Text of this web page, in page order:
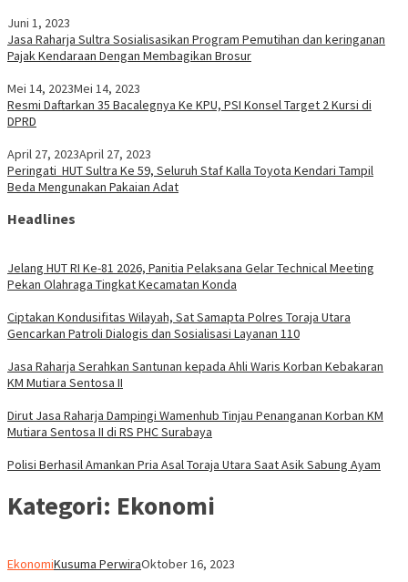
Juni 1, 2023
Jasa Raharja Sultra Sosialisasikan Program Pemutihan dan keringanan
Pajak Kendaraan Dengan Membagikan Brosur
Mei 14, 2023Mei 14, 2023
Resmi Daftarkan 35 Bacalegnya Ke KPU, PSI Konsel Target 2 Kursi di
DPRD
April 27, 2023April 27, 2023
Peringati HUT Sultra Ke 59, Seluruh Staf Kalla Toyota Kendari Tampil
Beda Mengunakan Pakaian Adat
Headlines
Jelang HUT RI Ke-81 2026, Panitia Pelaksana Gelar Technical Meeting
Pekan Olahraga Tingkat Kecamatan Konda
Ciptakan Kondusifitas Wilayah, Sat Samapta Polres Toraja Utara
Gencarkan Patroli Dialogis dan Sosialisasi Layanan 110
Jasa Raharja Serahkan Santunan kepada Ahli Waris Korban Kebakaran
KM Mutiara Sentosa II
Dirut Jasa Raharja Dampingi Wamenhub Tinjau Penanganan Korban KM
Mutiara Sentosa II di RS PHC Surabaya
Polisi Berhasil Amankan Pria Asal Toraja Utara Saat Asik Sabung Ayam
Kategori: Ekonomi
EkonomiKusuma PerwiraOktober 16, 2023